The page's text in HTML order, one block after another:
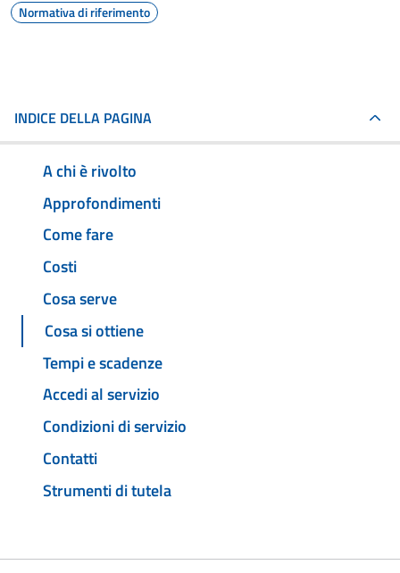
Normativa di riferimento
INDICE DELLA PAGINA
A chi è rivolto
Approfondimenti
Come fare
Costi
Cosa serve
Cosa si ottiene
Tempi e scadenze
Accedi al servizio
Condizioni di servizio
Contatti
Strumenti di tutela